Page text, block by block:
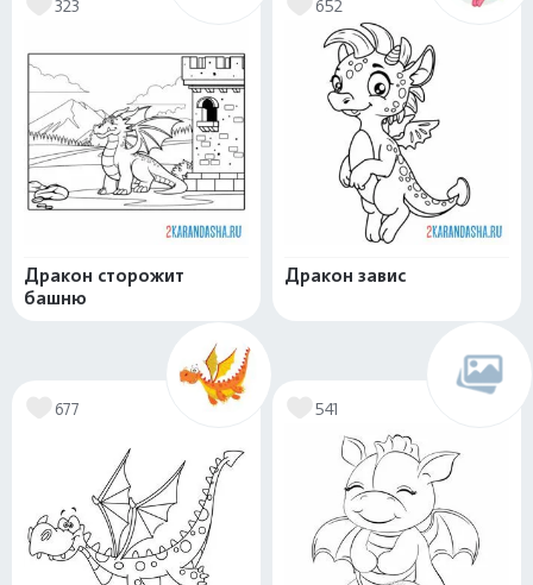
323
Дракон сторожит
башню
652
Дракон завис
677 541